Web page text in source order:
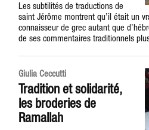
Les subtilités de traductions de
saint Jérôme montrent qu’il était un
connaisseur de grec autant que
de ses commentaires traditionnels
Giulia Ceccutti
Tradition et solidarité,
les broderies de
Ramallah